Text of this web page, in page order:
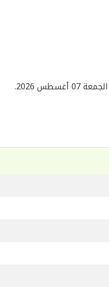
الجمعة 07 أغسطس 2026.